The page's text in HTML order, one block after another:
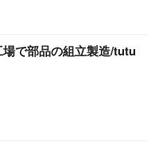
で部品の組立製造/tutu